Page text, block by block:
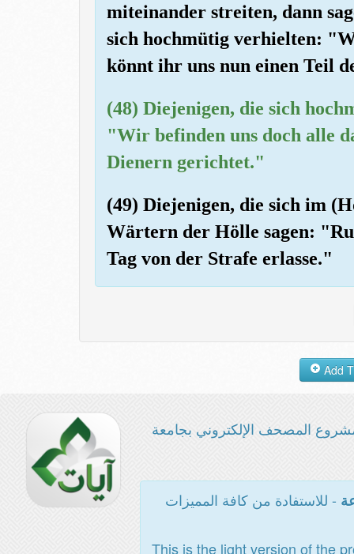
miteinander streiten, dann
sich hochmütig verhielten:
könnt ihr uns nun einen Teil
(48) Diejenigen, die sich
"Wir befinden uns doch alle
Dienern gerichtet."
(49) Diejenigen, die sich im
Wärtern der Hölle sagen:
Tag von der Strafe erlasse."
المصحف الإلكتروني بجامعة
- للاستفادة من كافة المميزات
This is the light version of the